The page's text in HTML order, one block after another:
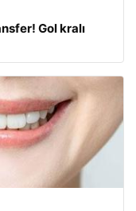
Gol kralı